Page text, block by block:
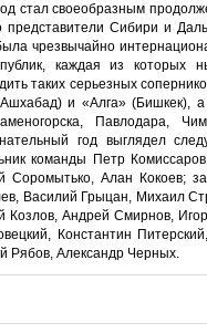
стал своеобразным
представители Сибири и
чрезвычайно
каждая из которых
таких серьезных
и «Алга» (Бишкек),
Павлодара,
год выглядел
команды Петр
Соромытько, Алан Кокоев;
Василий Грыцан, Михаил
Козлов, Андрей Смирнов,
Константин
Рябов, Александр Черных.